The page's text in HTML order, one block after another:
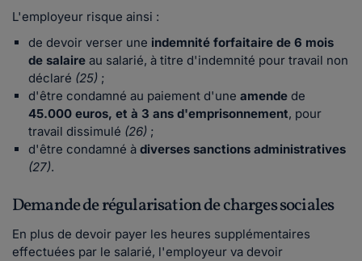
L'employeur risque ainsi :
de devoir verser une indemnité forfaitaire de 6 mois
de salaire au salarié, à titre d'indemnité pour travail non
déclaré (25) ;
d'être condamné au paiement d'une amende de
45.000 euros, et à 3 ans d'emprisonnement, pour
travail dissimulé (26) ;
d'être condamné à diverses sanctions administratives
(27).
Demande de régularisation de charges sociales
En plus de devoir payer les heures supplémentaires
effectuées par le salarié, l'employeur va devoir